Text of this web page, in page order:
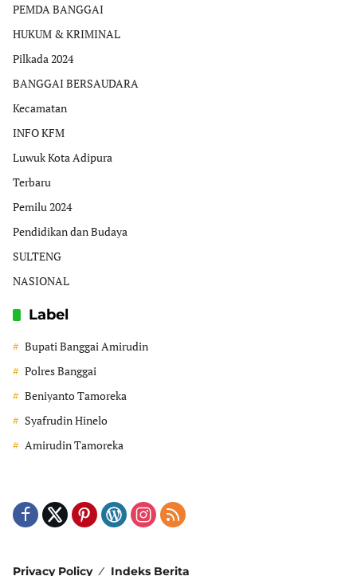
PEMDA BANGGAI
HUKUM & KRIMINAL
Pilkada 2024
BANGGAI BERSAUDARA
Kecamatan
INFO KFM
Luwuk Kota Adipura
Terbaru
Pemilu 2024
Pendidikan dan Budaya
SULTENG
NASIONAL
Label
Bupati Banggai Amirudin
Polres Banggai
Beniyanto Tamoreka
Syafrudin Hinelo
Amirudin Tamoreka
Privacy Policy Indeks Berita